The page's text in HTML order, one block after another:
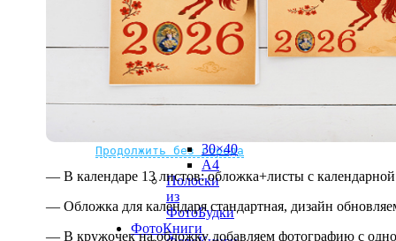
Продолжить без города
рамке
10х10
10×15
13×18
15×15
15×20
20×20
30×40
A4
Полоски
из
ФотоБудки
ФотоКниги
— В календаре 13 листов: обложка+листы с календарной
— Обложка для календаря стандартная, дизайн
— В кружочек на обложку добавляем фотографию с